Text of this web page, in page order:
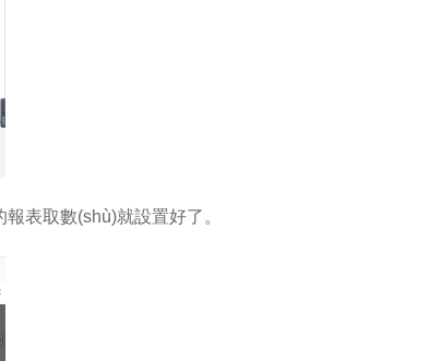
報表取數(shù)就設置好了。